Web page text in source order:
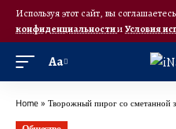
Используя этот сайт, вы
конфиденциальностииУсловия
Аа
Home » Творожный пирог со сметанной